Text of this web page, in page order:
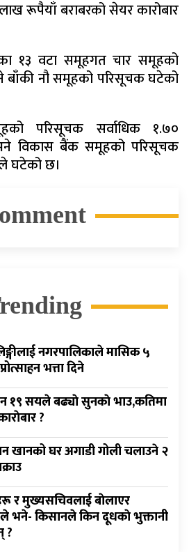
रूपैयाँ बराबरको सेयर कारोबार
१३ वटा समूहगत चार समूहको
नौ समूहको परिसूचक घटेको
परिसूचक सर्वाधिक १.७०
विकास बैंक समूहको परिसूचक
घटेको छ।
नगरपालिकाले मासिक ५
भत्ता दिने
१९ सयले बढ्याे सुनकाे भाउ,कतिमा
?
खानको घर अगाडी गोली चलाउने २
र मुख्यसचिवलाई बाेलाएर
भने- किसानले किन दूधकाे भुक्तानी
?